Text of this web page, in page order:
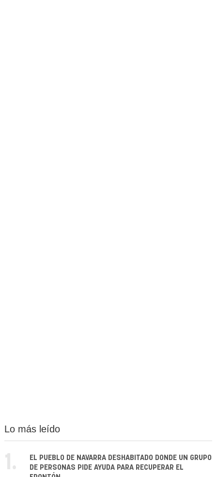
Lo más leído
1.
EL PUEBLO DE NAVARRA DESHABITADO DONDE UN GRUPO
DE PERSONAS PIDE AYUDA PARA RECUPERAR EL